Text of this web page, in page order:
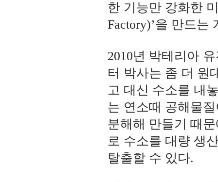
한 기능만 강화한
Factory)’을 만드는
2010년 박테리아
터 박사는 좀 더 원
고 대신 수소를 내
는 연소때 공해물
분해해 만들기 때
로 수소를 대량 생
탈출할 수 있다.